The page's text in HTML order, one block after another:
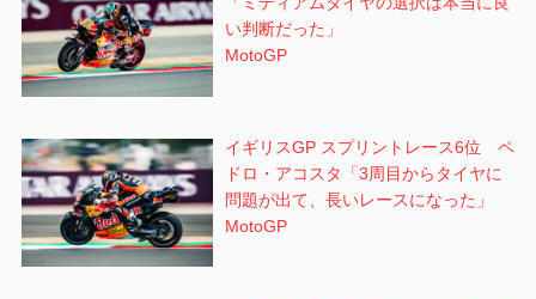
い判断だった」
MotoGP
イギリスGP スプリントレース6位 ペ
ドロ・アコスタ「3周目からタイヤに
問題が出て、長いレースになった」
MotoGP